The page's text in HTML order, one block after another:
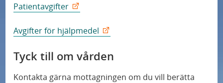
Patientavgifter
Avgifter för hjälpmedel
Tyck till om vården
Kontakta gärna mottagningen om du vill berätta